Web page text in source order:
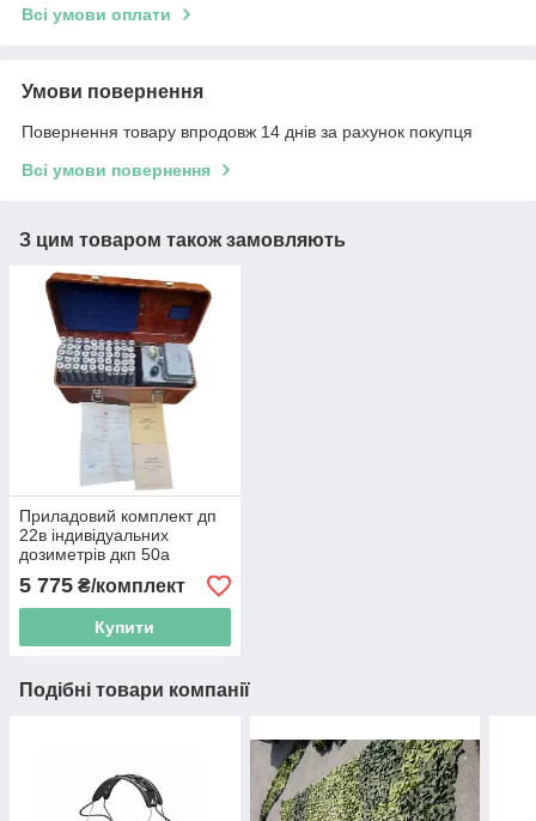
Всі умови оплати
Умови повернення
Повернення товару впродовж 14 днів за рахунок покупця
Всі умови повернення
З цим товаром також замовляють
Приладовий комплект дп
22в індивідуальних
дозиметрів дкп 50а
5 775 ₴/комплект
Купити
Подібні товари компанії